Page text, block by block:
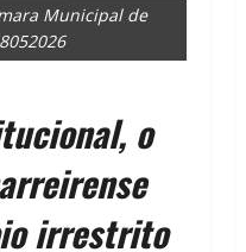
Municipal de
o
irrestrito